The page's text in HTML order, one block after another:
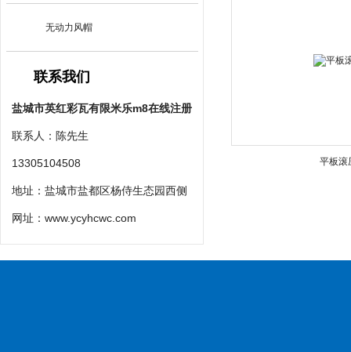
无动力风帽
联系我们
盐城市英红彩瓦有限米乐m8在线注册
联系人：陈先生
13305104508
地址：盐城市盐都区杨侍生态园西侧
网址： www.ycyhcwc.com
平板滚